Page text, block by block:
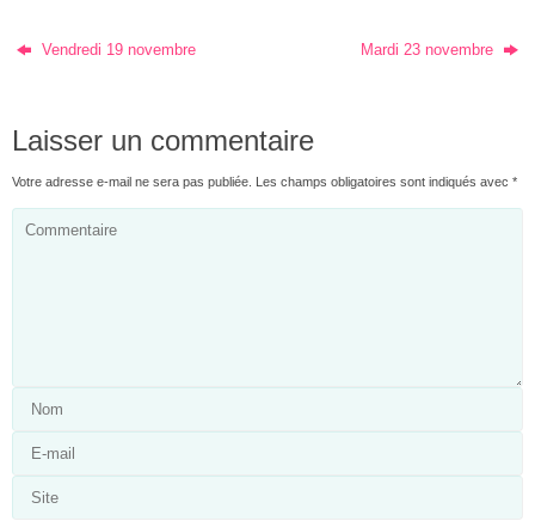
Vendredi 19 novembre Mardi 23 novembre
Laisser un commentaire
Votre adresse e-mail ne sera pas publiée. Les champs obligatoires sont indiqués avec *